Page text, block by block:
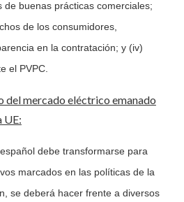
de buenas prácticas comerciales;
de los consumidores,
en la contratación; y (iv)
el PVPC.
del mercado eléctrico emanado
UE:
debe transformarse para
marcados en las políticas de la
se deberá hacer frente a diversos